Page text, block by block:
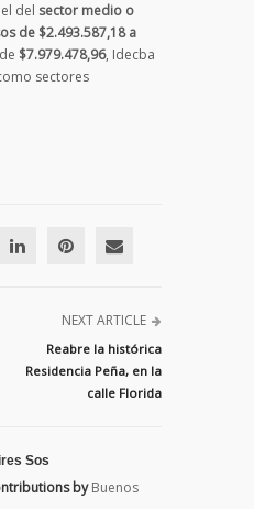
del sector medio o
de $2.493.587,18 a
$7.979.478,96, Idecba
sectores
NEXT ARTICLE
Reabre la histórica
Residencia Peña, en la
calle Florida
Sos
by Buenos